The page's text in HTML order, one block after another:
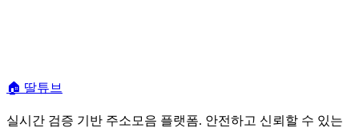
🏠 딸튜브
실시간 검증 기반 주소모음 플랫폼. 안전하고 신뢰할 수 있는